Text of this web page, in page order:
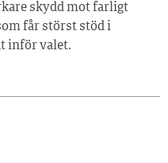
skydd mot farligt
får störst stöd i
inför valet.